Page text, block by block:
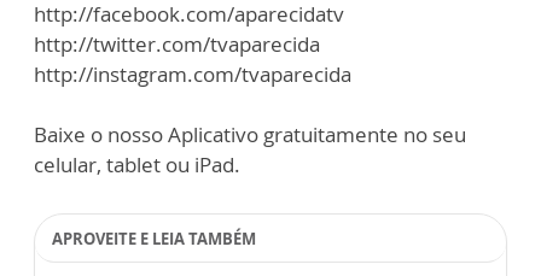
http://facebook.com/aparecidatv
http://twitter.com/tvaparecida
http://instagram.com/tvaparecida
Baixe o nosso Aplicativo gratuitamente no seu
celular, tablet ou iPad.
APROVEITE E LEIA TAMBÉM